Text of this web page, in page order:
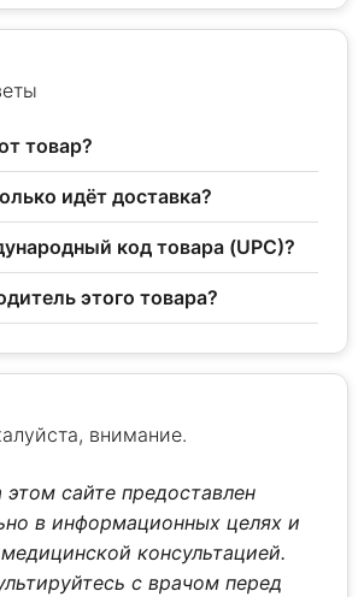
товар?
идёт доставка?
код товара (UPC)?
этого товара?
внимание.
сайте предоставлен
в информационных целях и
консультацией.
с врачом перед